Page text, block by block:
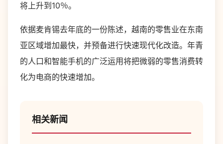
将上升到10％。
依据麦肯锡去年底的一份陈述，越南的零售业在东南
亚区域增加最快，并预备进行快速现代化改造。年青
的人口和智能手机的广泛运用将把微弱的零售消费转
化为电商的快速增加。
相关新闻